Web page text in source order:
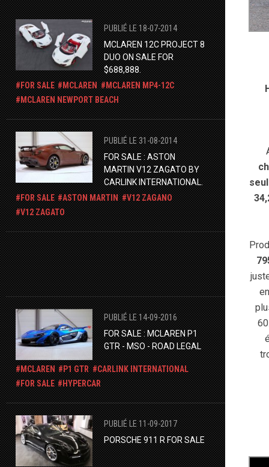
PUBLIÉ LE 18-07-2014
MCLAREN 12C PROJECT 8
DUO ON SALE FOR
$688,888.
FOR SALE
MCLAREN
MCLAREN MP4-12C
MCLAREN NEWPORT BEACH
PUBLIÉ LE 31-08-2014
FOR SALE : ASTON
MARTIN V12 ZAGATO BY
CARLINK INTERNATIONAL.
FOR SALE
ASTON MARTIN
V12 ZAGANO
V12 ZAGATO
PUBLIÉ LE 14-09-2016
FOR SALE : MCLAREN P1
GTR - MSO - ROAD LEGAL
MCLAREN P1 GTR
CARLINK INTERNATIONAL
FOR SALE
HYPERCAR
PUBLIÉ LE 11-09-2017
PORSCHE 911 R FOR SALE